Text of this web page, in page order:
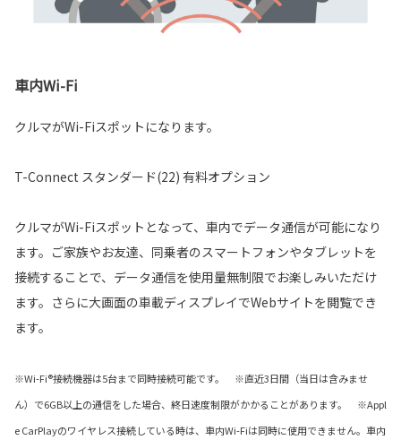
車内Wi-Fi
クルマがWi-Fiスポットになります。
T-Connect スタンダード(22) 有料オプション
クルマがWi-Fiスポットとなって、車内でデータ通信が可能になり
ます。ご家族やお友達、同乗者のスマートフォンやタブレットを
接続することで、データ通信を使用量無制限でお楽しみいただけ
ます。さらに大画面の車載ディスプレイでWebサイトを閲覧でき
ます。
※Wi-Fi®接続機器は5台まで同時接続可能です。 ※直近3日間（当日は含みませ
ん）で6GB以上の通信をした場合、終日速度制限がかかることがあります。 ※Appl
e CarPlayのワイヤレス接続している時は、車内Wi-Fiは同時に使用できません。車内